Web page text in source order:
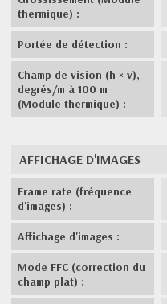
thermique) :
Portée de détection :
Champ de vision (h × v),
degrés/m à 100 m
(Module thermique) :
AFFICHAGE D'IMAGES
Frame rate (fréquence
d'images) :
Affichage d'images :
Mode FFC (correction du
champ plat) :